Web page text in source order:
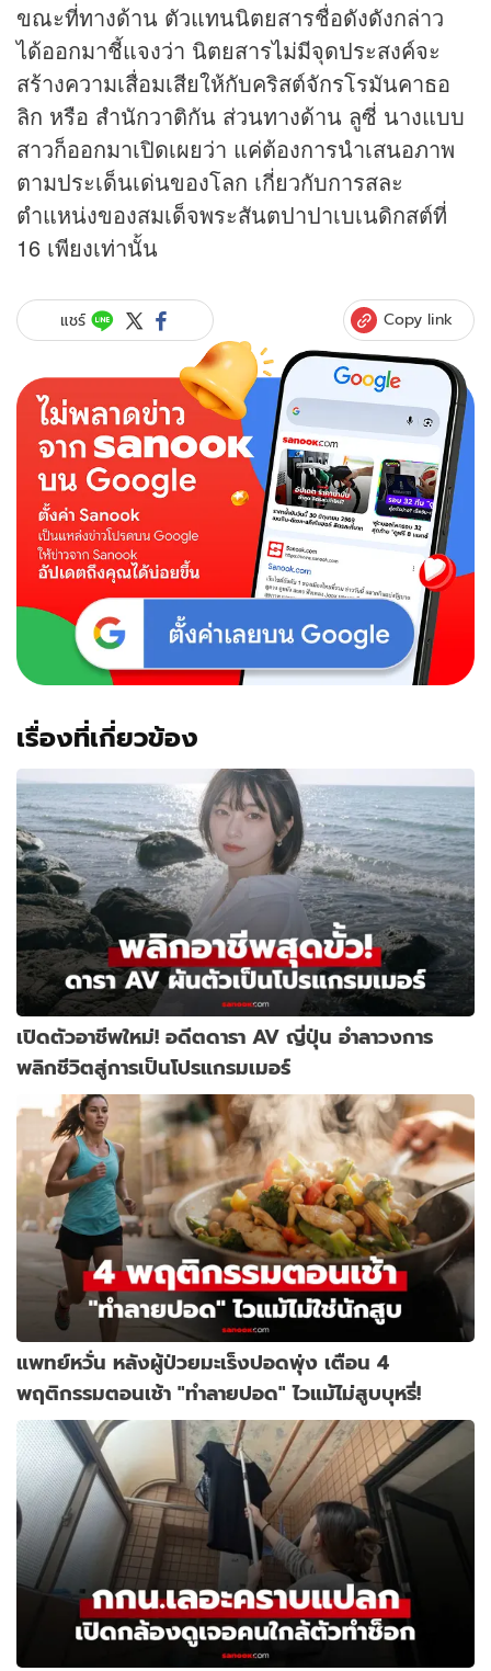
ขณะที่ทางด้าน ตัวแทนนิตยสารชื่อดังดังกล่าว
ได้ออกมาชี้แจงว่า นิตยสารไม่มีจุดประสงค์จะ
สร้างความเสื่อมเสียให้กับคริสต์จักรโรมันคาธอ
ลิก หรือ สำนักวาติกัน ส่วนทางด้าน ลูซี่ นางแบบ
สาวก็ออกมาเปิดเผยว่า แค่ต้องการนำเสนอภาพ
ตามประเด็นเด่นของโลก เกี่ยวกับการสละ
ตำแหน่งของสมเด็จพระสันตปาปาเบเนดิกสต์ที่
16 เพียงเท่านั้น
แชร์ Copy link
เรื่องที่เกี่ยวข้อง
เปิดตัวอาชีพใหม่! อดีตดารา AV ญี่ปุ่น อำลาวงการ
พลิกชีวิตสู่การเป็นโปรแกรมเมอร์
แพทย์หวั่น หลังผู้ป่วยมะเร็งปอดพุ่ง เตือน 4
พฤติกรรมตอนเช้า "ทำลายปอด" ไวแม้ไม่สูบบุหรี่!